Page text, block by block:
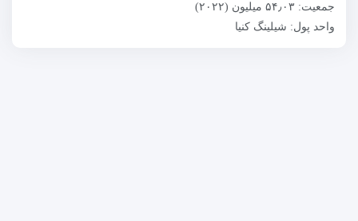
جمعیت: ۵۴٫۰۳ میلیون (۲۰۲۲)
واحد پول: شیلینگ کنیا